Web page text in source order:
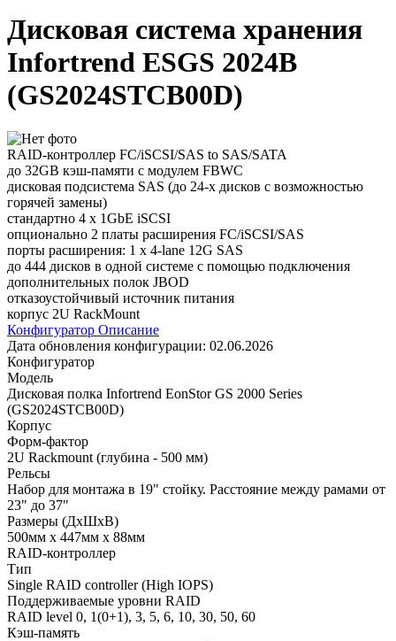
Дисковая система хранения
Infortrend ESGS 2024B
(GS2024STCB00D)
RAID-контроллер FC/iSCSI/SAS to SAS/SATA
до 32GB кэш-памяти с модулем FBWC
дисковая подсистема SAS (до 24-х дисков с возможностью
горячей замены)
стандартно 4 x 1GbE iSCSI
опционально 2 платы расширения FC/iSCSI/SAS
порты расширения: 1 x 4-lane 12G SAS
до 444 дисков в одной системе с помощью подключения
дополнительных полок JBOD
отказоустойчивый источник питания
корпус 2U RackMount
Конфигуратор Описание
Дата обновления конфигурации: 02.06.2026
Конфигуратор
Модель
Дисковая полка Infortrend EonStor GS 2000 Series
(GS2024STCB00D)
Корпус
Форм-фактор
2U Rackmount (глубина - 500 мм)
Рельсы
Набор для монтажа в 19" стойку. Расстояние между рамами от
23" до 37"
Размеры (ДхШхВ)
500мм х 447мм х 88мм
RAID-контроллер
Тип
Single RAID controller (High IOPS)
Поддерживаемые уровни RAID
RAID level 0, 1(0+1), 3, 5, 6, 10, 30, 50, 60
Кэш-память